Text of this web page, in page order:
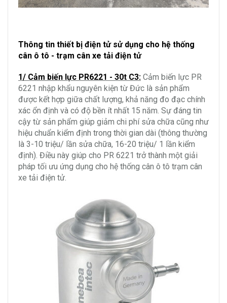
Thông tin thiết bị điện tử sử dụng cho hệ thống
cân ô tô - trạm cân xe tải điện tử
1/ Cảm biến lực PR6221 - 30t C3: Cảm biến lực PR
6221 nhập khẩu nguyên kiện từ Đức là sản phẩm
được kết hợp giữa chất lượng, khả năng đo đạc chính
xác ổn định và có độ bền ít nhất 15 năm. Sự đáng tin
cậy từ sản phẩm giúp giảm chi phí sửa chữa cũng như
hiệu chuẩn kiểm định trong thời gian dài (thông thường
là 3-10 triệu/ lần sửa chữa, 16-20 triệu/ 1 lần kiểm
định). Điều này giúp cho PR 6221 trở thành một giải
pháp tối ưu ứng dụng cho hệ thống cân ô tô trạm cân
xe tải điện tử.